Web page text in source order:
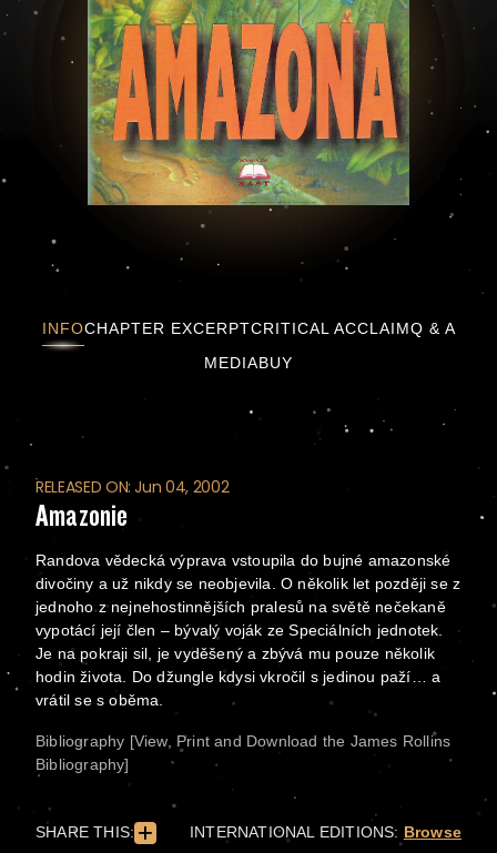
INFOCHAPTER EXCERPTCRITICAL ACCLAIMQ & A
MEDIABUY
RELEASED ON: Jun 04, 2002
Amazonie
Randova vědecká výprava vstoupila do bujné amazonské
divočiny a už nikdy se neobjevila. O několik let později se z
jednoho z nejnehostinnějších pralesů na světě nečekaně
vypotácí její člen – bývalý voják ze Speciálních jednotek.
Je na pokraji sil, je vyděšený a zbývá mu pouze několik
hodin života. Do džungle kdysi vkročil s jedinou paží… a
vrátil se s oběma.
Bibliography [View, Print and Download the James Rollins
Bibliography]
SHARE THIS: INTERNATIONAL EDITIONS: Browse